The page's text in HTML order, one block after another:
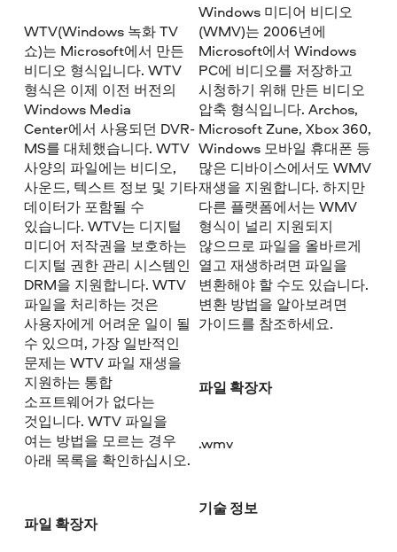
WTV(Windows 녹화 TV
쇼)는 Microsoft에서 만든
비디오 형식입니다. WTV
형식은 이제 이전 버전의
Windows Media
Center에서 사용되던 DVR-
MS를 대체했습니다. WTV
사양의 파일에는 비디오,
사운드, 텍스트 정보 및 기타
데이터가 포함될 수
있습니다. WTV는 디지털
미디어 저작권을 보호하는
디지털 권한 관리 시스템인
DRM을 지원합니다. WTV
파일을 처리하는 것은
사용자에게 어려운 일이 될
수 있으며, 가장 일반적인
문제는 WTV 파일 재생을
지원하는 통합
소프트웨어가 없다는
것입니다. WTV 파일을
여는 방법을 모르는 경우
아래 목록을 확인하십시오.
파일 확장자
Windows 미디어 비디오
(WMV)는 2006년에
Microsoft에서 Windows
PC에 비디오를 저장하고
시청하기 위해 만든 비디오
압축 형식입니다. Archos,
Microsoft Zune, Xbox 360,
Windows 모바일 휴대폰 등
많은 디바이스에서도 WMV
재생을 지원합니다. 하지만
다른 플랫폼에서는 WMV
형식이 널리 지원되지
않으므로 파일을 올바르게
열고 재생하려면 파일을
변환해야 할 수도 있습니다.
변환 방법을 알아보려면
가이드를 참조하세요.
파일 확장자
.wmv
기술 정보